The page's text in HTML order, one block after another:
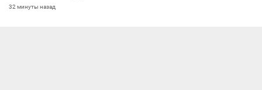
32 минуты назад